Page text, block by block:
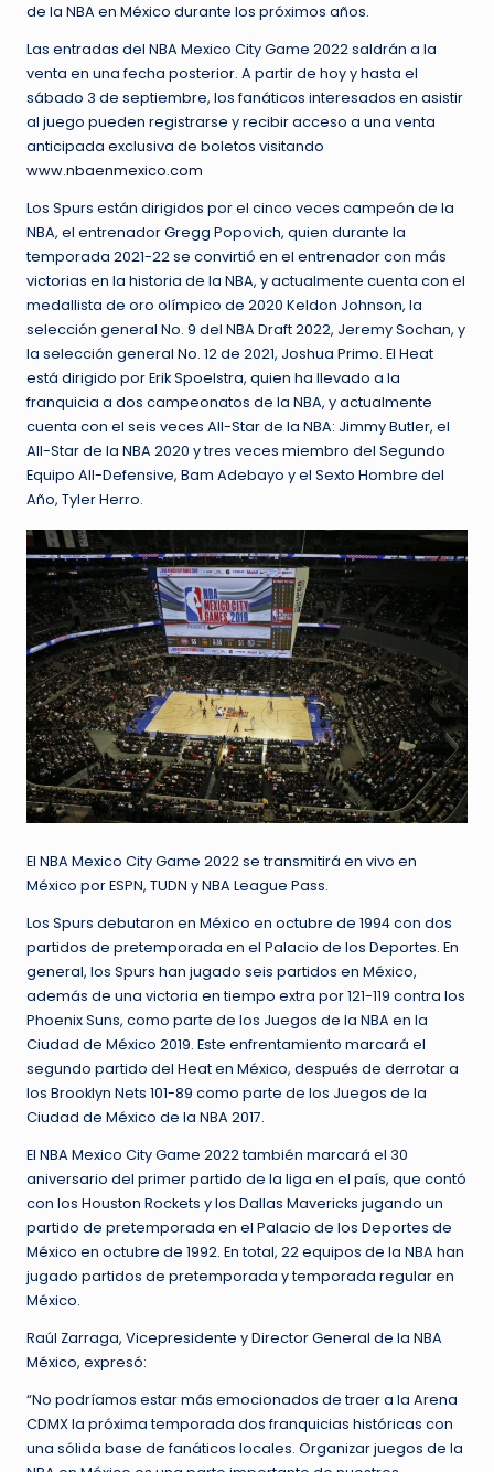
de la NBA en México durante los próximos años.
Las entradas del NBA Mexico City Game 2022 saldrán a la
venta en una fecha posterior. A partir de hoy y hasta el
sábado 3 de septiembre, los fanáticos interesados ​​en asistir
al juego pueden registrarse y recibir acceso a una venta
anticipada exclusiva de boletos visitando
www.nbaenmexico.com
Los Spurs están dirigidos por el cinco veces campeón de la
NBA, el entrenador Gregg Popovich, quien durante la
temporada 2021-22 se convirtió en el entrenador con más
victorias en la historia de la NBA, y actualmente cuenta con el
medallista de oro olímpico de 2020 Keldon Johnson, la
selección general No. 9 del NBA Draft 2022, Jeremy Sochan, y
la selección general No. 12 de 2021, Joshua Primo. El Heat
está dirigido por Erik Spoelstra, quien ha llevado a la
franquicia a dos campeonatos de la NBA, y actualmente
cuenta con el seis veces All-Star de la NBA: Jimmy Butler, el
All-Star de la NBA 2020 y tres veces miembro del Segundo
Equipo All-Defensive, Bam Adebayo y el Sexto Hombre del
Año, Tyler Herro.
El NBA Mexico City Game 2022 se transmitirá en vivo en
México por ESPN, TUDN y NBA League Pass.
Los Spurs debutaron en México en octubre de 1994 con dos
partidos de pretemporada en el Palacio de los Deportes. En
general, los Spurs han jugado seis partidos en México,
además de una victoria en tiempo extra por 121-119 contra los
Phoenix Suns, como parte de los Juegos de la NBA en la
Ciudad de México 2019. Este enfrentamiento marcará el
segundo partido del Heat en México, después de derrotar a
los Brooklyn Nets 101-89 como parte de los Juegos de la
Ciudad de México de la NBA 2017.
El NBA Mexico City Game 2022 también marcará el 30
aniversario del primer partido de la liga en el país, que contó
con los Houston Rockets y los Dallas Mavericks jugando un
partido de pretemporada en el Palacio de los Deportes de
México en octubre de 1992. En total, 22 equipos de la NBA han
jugado partidos de pretemporada y temporada regular en
México.
Raúl Zarraga, Vicepresidente y Director General de la NBA
México, expresó:
“No podríamos estar más emocionados de traer a la Arena
CDMX la próxima temporada dos franquicias históricas con
una sólida base de fanáticos locales. Organizar juegos de la